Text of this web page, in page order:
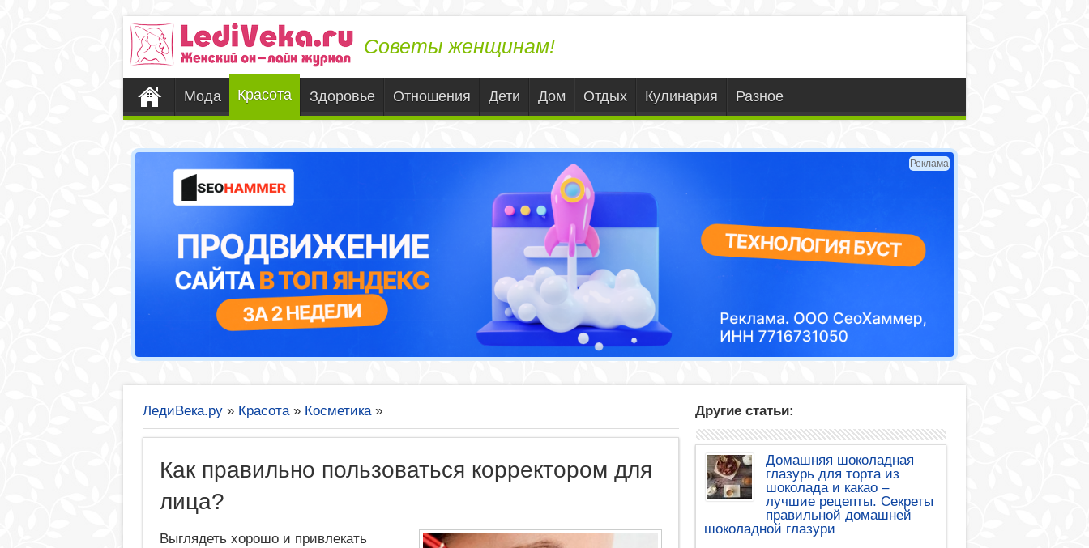
Советы женщинам!
Мода Красота Здоровье Отношения Дети Дом Отдых Кулинария Разное
Реклама
ЛедиВека.ру » Красота » Косметика »
Как правильно пользоваться корректором для
лица?
Выглядеть хорошо и привлекать
Другие статьи:
Домашняя шоколадная
глазурь для торта из
шоколада и какао –
лучшие рецепты. Секреты
правильной домашней
шоколадной глазури